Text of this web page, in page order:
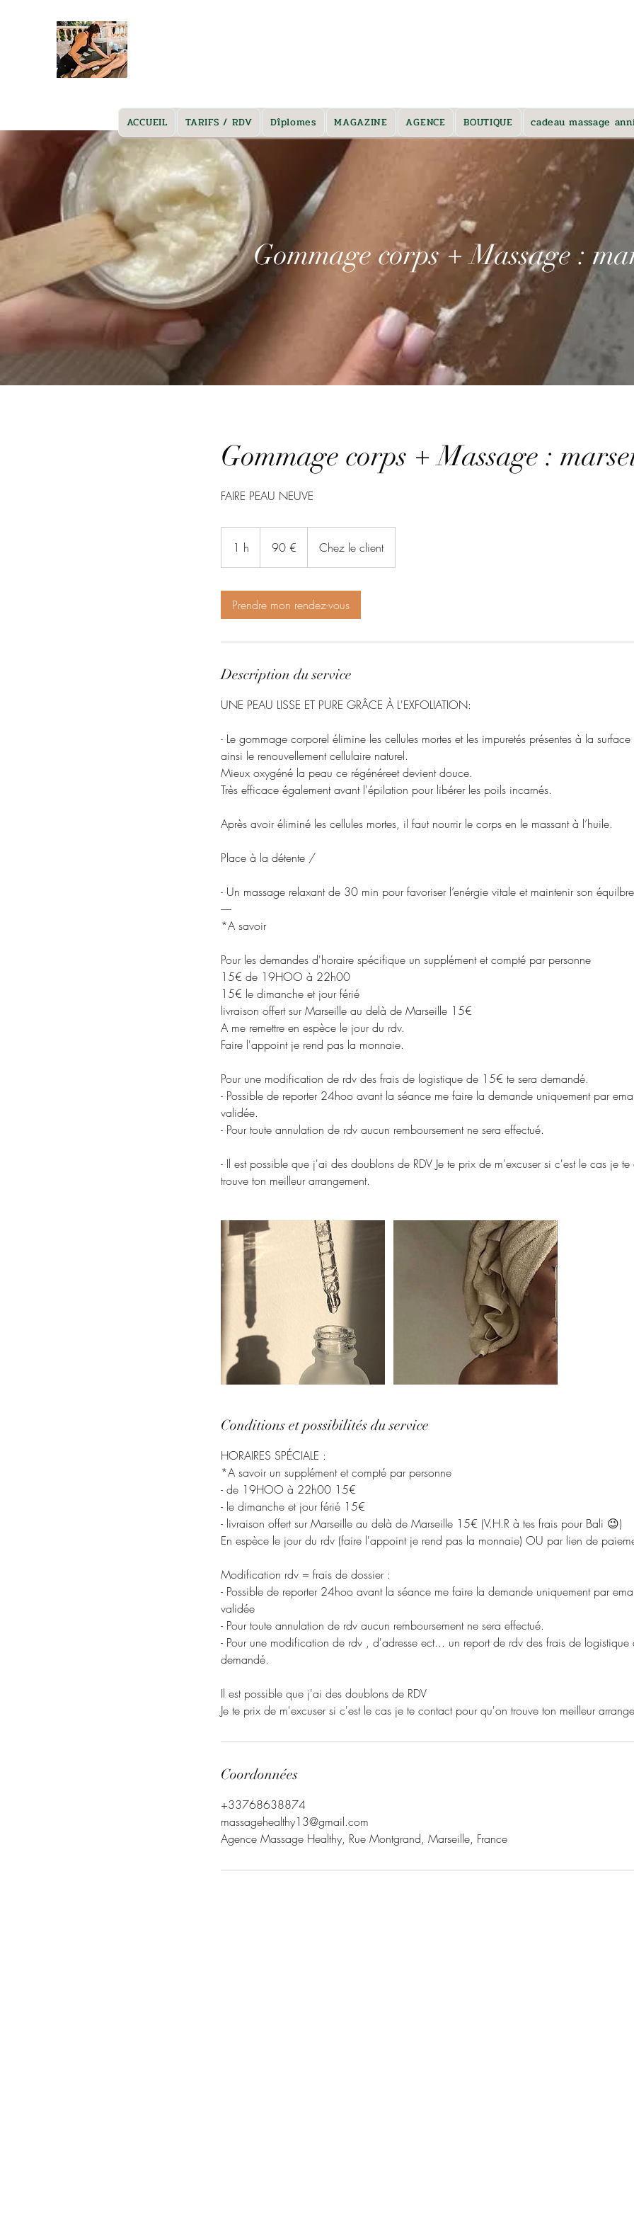
ACCUEIL TARIFS / RDV Dîplomes MAGAZINE AGENCE BOUTIQUE cadeau massage
Gommage corps + Massage :
Gommage corps + Massage :
FAIRE PEAU NEUVE
1 h 90 € Chez le client
Prendre mon rendez-vous
Description du service
UNE PEAU LISSE ET PURE GRÂCE À L'EXFOLIATION:
- Le gommage corporel élimine les cellules mortes et les impuretés présentes à la
ainsi le renouvellement cellulaire naturel.
Mieux oxygéné la peau ce régénéreet devient douce.
Très efficace également avant l'épilation pour libérer les poils incarnés.
Après avoir éliminé les cellules mortes, il faut nourrir le corps en le massant à l’huile.
Place à la détente /
- Un massage relaxant de 30 min pour favoriser l’enérgie vitale et maintenir son
-----
*A savoir
Pour les demandes d'horaire spécifique un supplément et compté par personne
15€ de 19HOO à 22h00
15€ le dimanche et jour férié
livraison offert sur Marseille au delà de Marseille 15€
A me remettre en espèce le jour du rdv.
Faire l'appoint je rend pas la monnaie.
Pour une modification de rdv des frais de logistique de 15€ te sera demandé.
- Possible de reporter 24hoo avant la séance me faire la demande uniquement par
validée.
- Pour toute annulation de rdv aucun remboursement ne sera effectué.
- Il est possible que j'ai des doublons de RDV Je te prix de m'excuser si c'est le cas je
Conditions et possibilités du service
HORAIRES SPÉCIALE :
*A savoir un supplément et compté par personne
- de 19HOO à 22h00 15€
- le dimanche et jour férié 15€
- livraison offert sur Marseille au delà de Marseille 15€ (V.H.R à tes frais pour Bali 😉)
En espèce le jour du rdv (faire l'appoint je rend pas la monnaie) OU par lien de
Modification rdv = frais de dossier :
- Possible de reporter 24hoo avant la séance me faire la demande uniquement par
validée
- Pour toute annulation de rdv aucun remboursement ne sera effectué.
- Pour une modification de rdv , d'adresse ect... un report de rdv des frais de
demandé.
Il est possible que j'ai des doublons de RDV
Je te prix de m'excuser si c'est le cas je te contact pour qu'on trouve ton meilleur
Coordonnées
+33768638874
massagehealthy13@gmail.com
Agence Massage Healthy, Rue Montgrand, Marseille, France